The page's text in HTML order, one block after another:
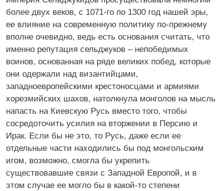
более двух веков, с 1071-го по 1300 год нашей эры,
ее влияние на современную политику по-прежнему
вполне очевидно, ведь есть основания считать, что
именно репутация сельджуков – непобедимых
воинов, основанная на ряде великих побед, которые
они одержали над византийцами,
западноевропейскими крестоносцами и армиями
хорезмийских шахов, натолкнула монголов на мысль
напасть на Киевскую Русь вместо того, чтобы
сосредоточить усилия на вторжении в Персию и
Ирак. Если бы не это, то Русь, даже если ее
отдельные части находились бы под монгольским
игом, возможно, смогла бы укрепить
существовавшие связи с Западной Европой, и в
этом случае ее могло бы в какой-то степени